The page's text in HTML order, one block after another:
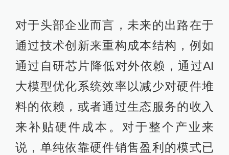
对于头部企业而言，未来的出路在于
通过技术创新来重构成本结构，例如
通过自研芯片降低对外依赖，通过AI
大模型优化系统效率以减少对硬件堆
料的依赖，或者通过生态服务的收入
来补贴硬件成本。对于整个产业来
说，单纯依靠硬件销售盈利的模式已